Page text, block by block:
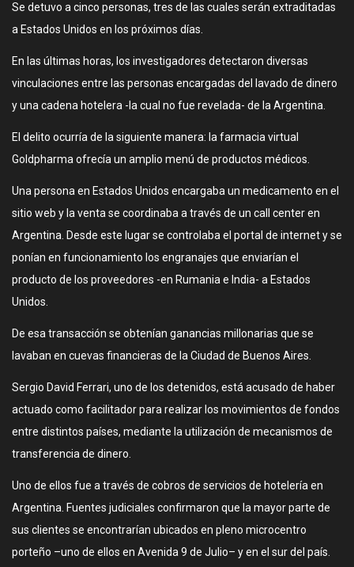
Se detuvo a cinco personas, tres de las cuales serán extraditadas
a Estados Unidos en los próximos días.
En las últimas horas, los investigadores detectaron diversas
vinculaciones entre las personas encargadas del lavado de dinero
y una cadena hotelera -la cual no fue revelada- de la Argentina.
El delito ocurría de la siguiente manera: la farmacia virtual
Goldpharma ofrecía un amplio menú de productos médicos.
Una persona en Estados Unidos encargaba un medicamento en el
sitio web y la venta se coordinaba a través de un call center en
Argentina. Desde este lugar se controlaba el portal de internet y se
ponían en funcionamiento los engranajes que enviarían el
producto de los proveedores -en Rumania e India- a Estados
Unidos.
De esa transacción se obtenían ganancias millonarias que se
lavaban en cuevas financieras de la Ciudad de Buenos Aires.
Sergio David Ferrari, uno de los detenidos, está acusado de haber
actuado como facilitador para realizar los movimientos de fondos
entre distintos países, mediante la utilización de mecanismos de
transferencia de dinero.
Uno de ellos fue a través de cobros de servicios de hotelería en
Argentina. Fuentes judiciales confirmaron que la mayor parte de
sus clientes se encontrarían ubicados en pleno microcentro
porteño –uno de ellos en Avenida 9 de Julio– y en el sur del país.